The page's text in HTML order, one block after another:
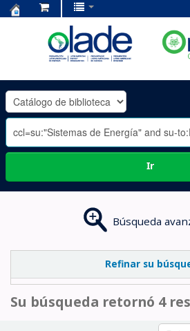
OLADE
-
Ir
Búsqueda
Refinar su
Su búsqueda retornó 4